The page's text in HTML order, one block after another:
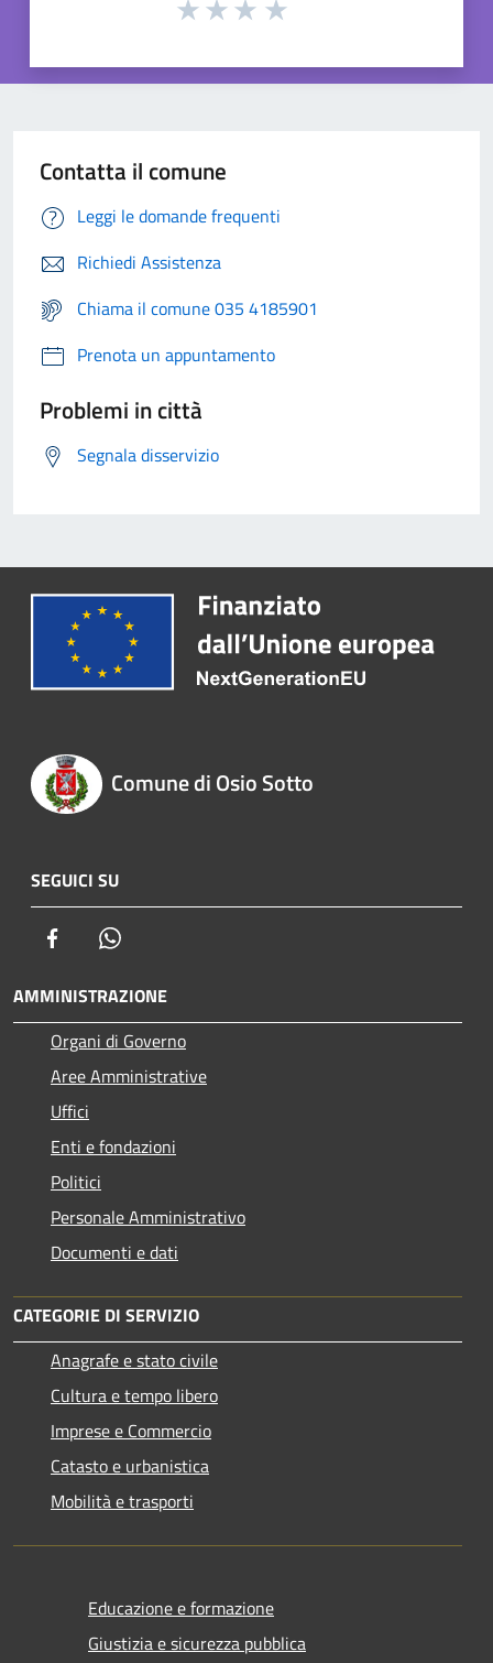
Contatta il comune
Leggi le domande frequenti
Richiedi Assistenza
Chiama il comune 035 4185901
Prenota un appuntamento
Problemi in città
Segnala disservizio
Comune di Osio Sotto
SEGUICI SU
Facebook
AMMINISTRAZIONE
Organi di Governo
Aree Amministrative
Uffici
Enti e fondazioni
Politici
Personale Amministrativo
Documenti e dati
CATEGORIE DI SERVIZIO
Anagrafe e stato civile
Cultura e tempo libero
Imprese e Commercio
Catasto e urbanistica
Mobilità e trasporti
Educazione e formazione
Giustizia e sicurezza pubblica